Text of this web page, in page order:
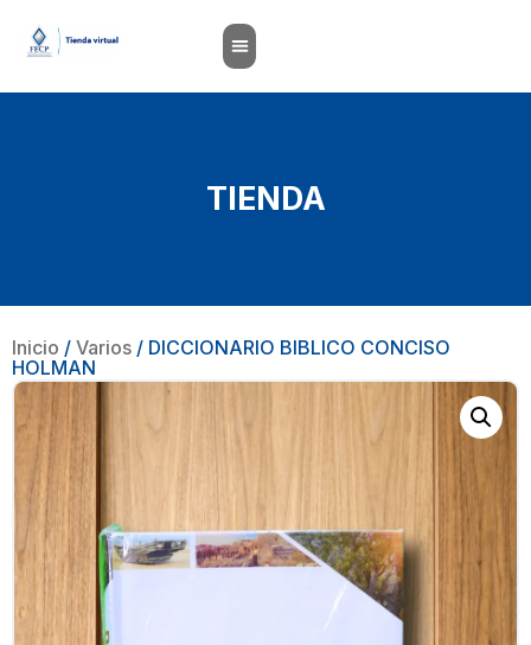
TIENDA
Inicio / Varios / DICCIONARIO BIBLICO CONCISO
HOLMAN